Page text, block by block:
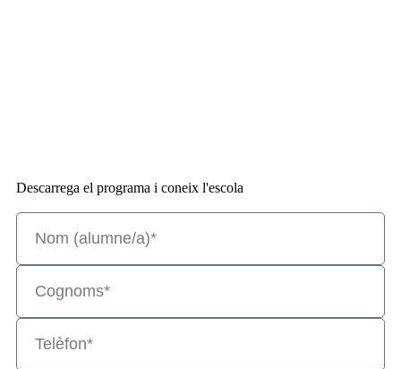
Descarrega el programa i coneix l'escola